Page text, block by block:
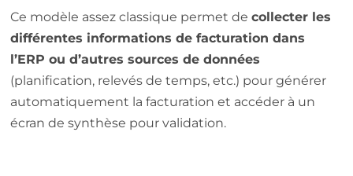
Ce modèle assez classique permet decollecter les
différentes informations de facturation dans
l’ERP ou d’autres sources de données
(planification, relevés de temps, etc.) pour générer
automatiquement la facturation et accéder à un
écran de synthèse pour validation.